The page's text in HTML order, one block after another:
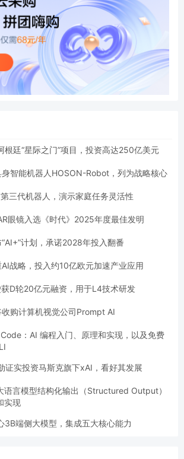
根廷“星际之门”项目，投资高达250亿美元
身智能机器人HOSON-Robot，列为战略核心
三代机器人，演示家庭任务灵活性
眼镜入选《时代》2025年度最佳发明
计划，承诺2028年投入翻番
战略，投入约10亿欧元加速产业应用
D轮20亿元融资，用于L4技术研发
购计算机视觉公司Prompt AI
：AI 编程入门、原理和实现，以及免费
证实投资马斯克旗下xAI，看好其发展
语言模型结构化输出（Structured Output）
实现
3B端侧大模型，集成五大核心能力